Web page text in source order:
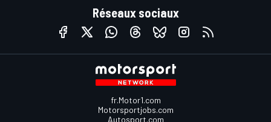
Réseaux sociaux
fr.Motor1.com
Motorsportjobs.com
Autosport.com